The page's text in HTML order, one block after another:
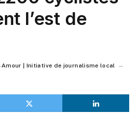
l’est de
| Initiative de journalisme local